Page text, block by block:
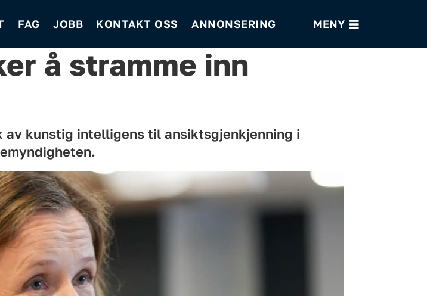
FAG JOBB KONTAKT OSS ANNONSERING
å stramme inn
kunstig intelligens til ansiktsgjenkjenning i